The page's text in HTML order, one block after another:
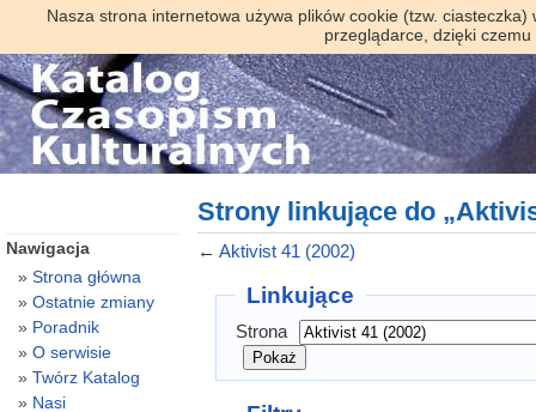
Nasza strona internetowa używa plików cookie (tzw.
przeglądarce, dzięki
Strony linkujące do
← Aktivist 41 (2002)
Linkujące
Strona
Nawigacja
Strona główna
Ostatnie zmiany
Poradnik
O serwisie
Twórz Katalog
Nasi